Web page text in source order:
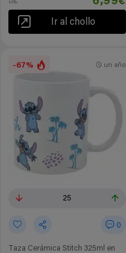
Ir al chollo
-67%
25
0
Taza Cerámica Stitch 325ml en
un año